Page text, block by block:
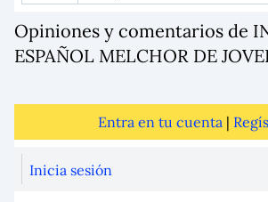
Opiniones y comentarios de
ESPAÑOL MELCHOR DE
Entra en tu cuenta |
Inicia sesión